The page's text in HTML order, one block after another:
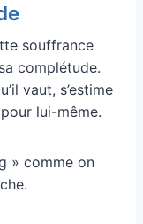
souffrance
complétude.
vaut, s’estime
lui-même.
» comme on